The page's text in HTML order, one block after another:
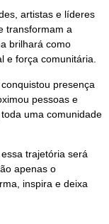
artistas e líderes
transformam a
brilhará como
e força comunitária.
presença
pessoas e
uma comunidade
trajetória será
apenas o
inspira e deixa